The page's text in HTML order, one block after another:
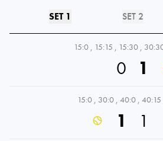
SET 1 SET 2
15:0 , 15:15 , 15:30 ,
0 1
15:0 , 30:0 , 40:0 , 40:15
1 1